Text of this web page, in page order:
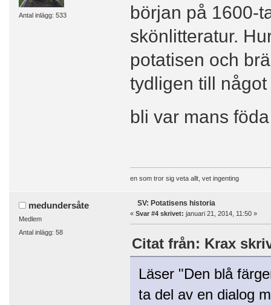
Antal inlägg: 533
början på 1600-
skönlitteratur.
potatisen och
tydligen till
bli var mans
en som tror sig veta allt, vet ingenting
medundersåte
Medlem
Antal inlägg: 58
SV: Potatisens historia
« Svar #4 skrivet: januari 21, 2014, 11:50 »
Citat från: Krax
Läser "Den blå
ta del av en dialog